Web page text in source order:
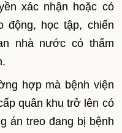
xác nhận hoặc có
động, học tập, chiến
nhà nước có thẩm
hợp mà bệnh viện
quân khu trở lên có
án treo đang bị bệnh